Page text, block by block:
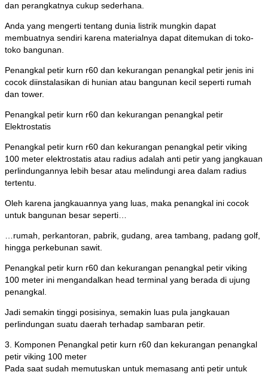
dan perangkatnya cukup sederhana.
Anda yang mengerti tentang dunia listrik mungkin dapat
membuatnya sendiri karena materialnya dapat ditemukan di toko-
toko bangunan.
Penangkal petir kurn r60 dan kekurangan penangkal petir jenis ini
cocok diinstalasikan di hunian atau bangunan kecil seperti rumah
dan tower.
Penangkal petir kurn r60 dan kekurangan penangkal petir
Elektrostatis
Penangkal petir kurn r60 dan kekurangan penangkal petir viking
100 meter elektrostatis atau radius adalah anti petir yang jangkauan
perlindungannya lebih besar atau melindungi area dalam radius
tertentu.
Oleh karena jangkauannya yang luas, maka penangkal ini cocok
untuk bangunan besar seperti…
…rumah, perkantoran, pabrik, gudang, area tambang, padang golf,
hingga perkebunan sawit.
Penangkal petir kurn r60 dan kekurangan penangkal petir viking
100 meter ini mengandalkan head terminal yang berada di ujung
penangkal.
Jadi semakin tinggi posisinya, semakin luas pula jangkauan
perlindungan suatu daerah terhadap sambaran petir.
3. Komponen Penangkal petir kurn r60 dan kekurangan penangkal
petir viking 100 meter
Pada saat sudah memutuskan untuk memasang anti petir untuk